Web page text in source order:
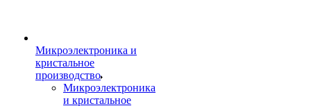
Микроэлектроника и
кристальное
производство
Микроэлектроника
и кристальное